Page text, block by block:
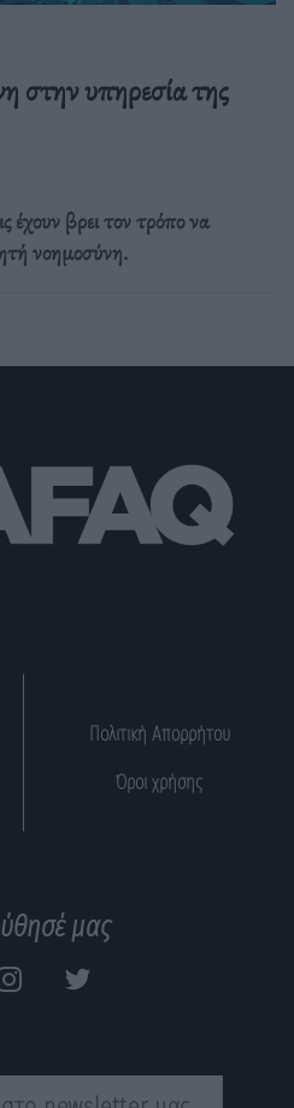
στην υπηρεσία της
έχουν βρει τον τρόπο να
νοημοσύνη.
Πολιτική Απορρήτου
Όροι χρήσης
μας